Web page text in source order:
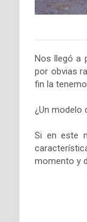
Nos llegó a
por obvias
fin la
¿Un modelo
Si en este
momento y